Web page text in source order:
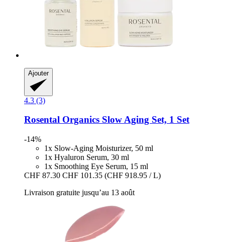
Ajouter
4.3 (3)
Rosental Organics Slow Aging Set, 1 Set
-14%
1x Slow-Aging Moisturizer, 50 ml
1x Hyaluron Serum, 30 ml
1x Smoothing Eye Serum, 15 ml
CHF 87.30 CHF 101.35 (CHF 918.95 / L)
Livraison gratuite jusqu’au 13 août